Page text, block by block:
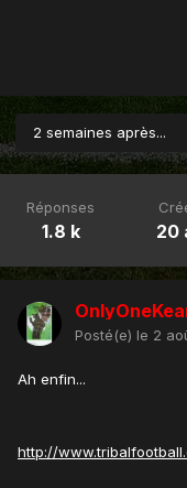
2 semaines après...
Réponses
1.8 k 20
Posté(e) le 2
Ah enfin...
http://